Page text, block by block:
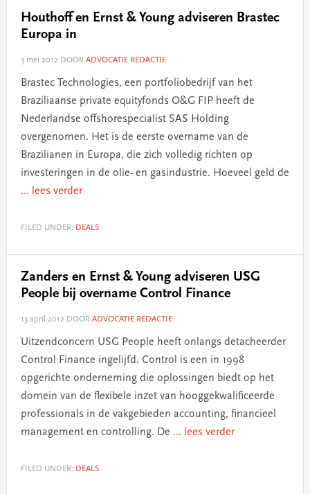
Houthoff en Ernst & Young adviseren Brastec
Europa in
3 mei 2012DOOR ADVOCATIE REDACTIE
Brastec Technologies, een portfoliobedrijf van het
Braziliaanse private equityfonds O&G FIP heeft de
Nederlandse offshorespecialist SAS Holding
overgenomen. Het is de eerste overname van de
Brazilianen in Europa, die zich volledig richten op
investeringen in de olie- en gasindustrie. Hoeveel geld de
... lees verder
FILED UNDER: DEALS
Zanders en Ernst & Young adviseren USG
People bij overname Control Finance
13 april 2012DOOR ADVOCATIE REDACTIE
Uitzendconcern USG People heeft onlangs detacheerder
Control Finance ingelijfd. Control is een in 1998
opgerichte onderneming die oplossingen biedt op het
domein van de flexibele inzet van hooggekwalificeerde
professionals in de vakgebieden accounting, financieel
management en controlling. De ... lees verder
FILED UNDER: DEALS